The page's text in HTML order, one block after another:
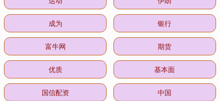
成为 银行
富牛网 期货
优质 基本面
国信配资 中国